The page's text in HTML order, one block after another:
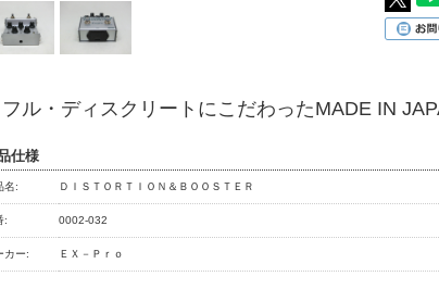
・ディスクリートにこだわったMADE IN
仕様
名: ＤＩＳＴＯＲＴＩＯＮ＆ＢＯＯＳＴＥＲ
: 0002-032
カー: ＥＸ－Ｐｒｏ